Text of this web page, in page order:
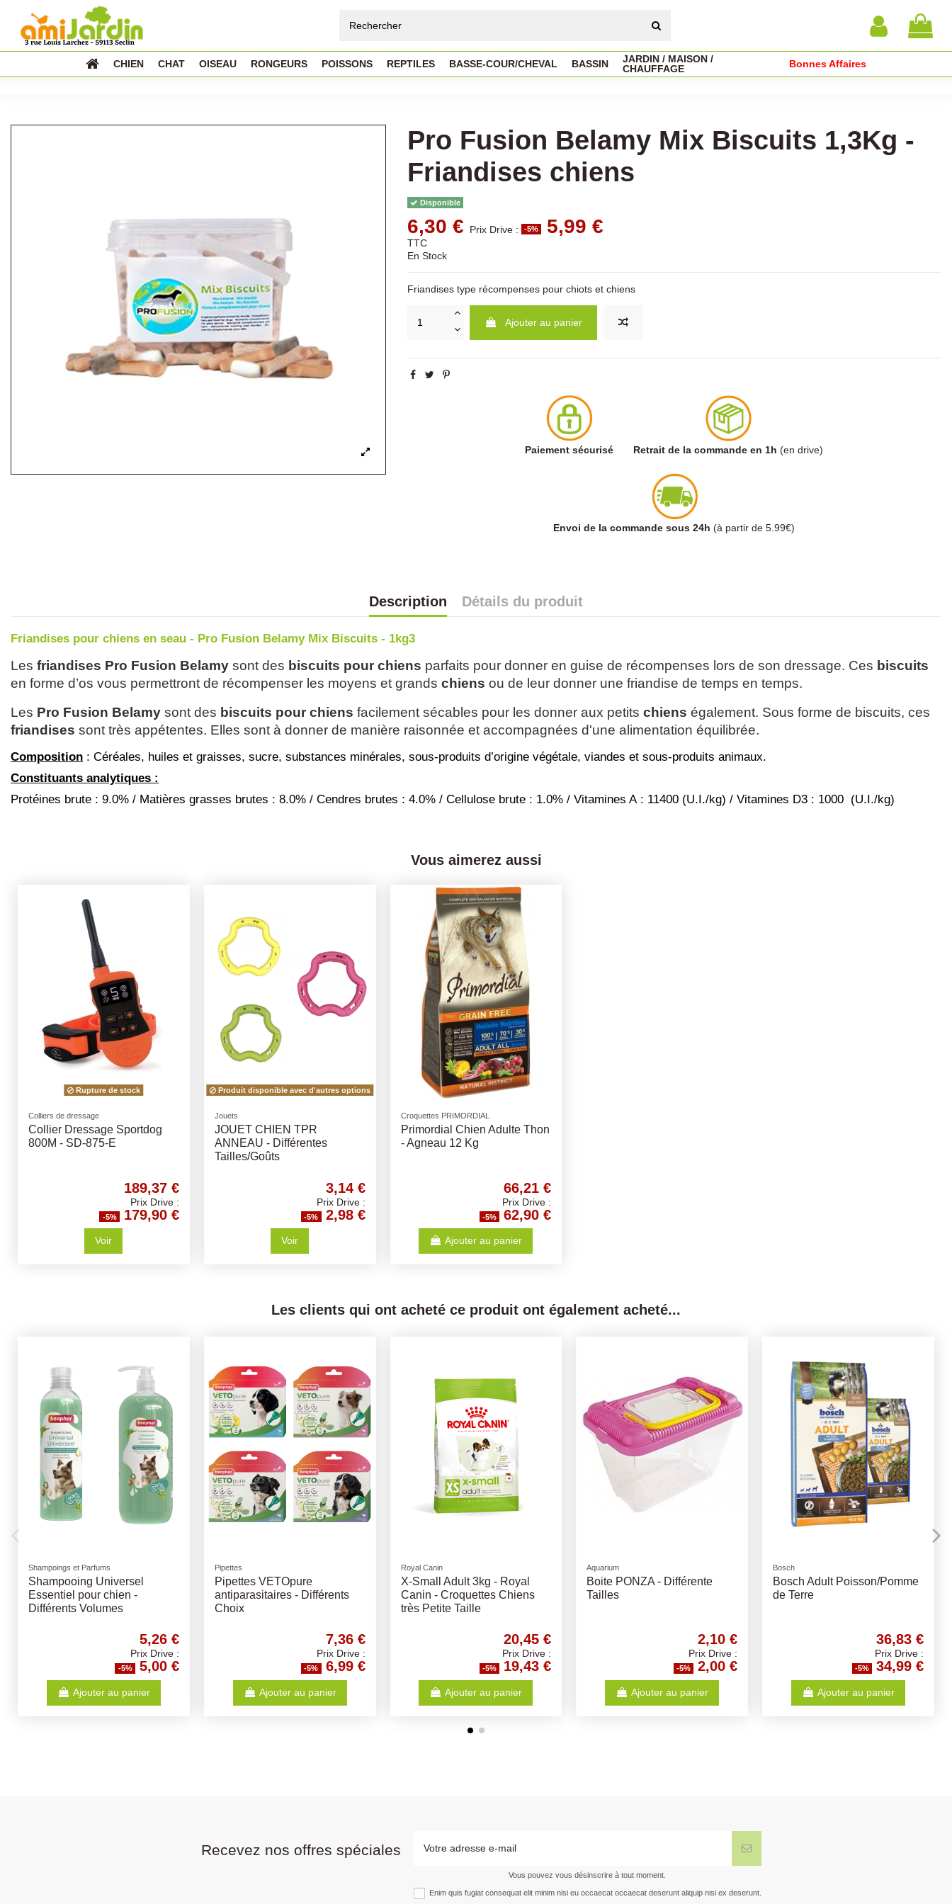
CHIEN CHAT OISEAU RONGEURS POISSONS REPTILES BASSE-COUR/CHEVAL BASSIN
JARDIN / MAISON /
CHAUFFAGE
Bonnes Affaires
Pro Fusion Belamy Mix Biscuits 1,3Kg -
Friandises chiens
Disponible
6,30 € Prix Drive : -5% 5,99 €
TTC
En Stock
Friandises type récompenses pour chiots et chiens
Ajouter au panier
Paiement sécurisé Retrait de la commande en 1h (en drive)
Envoi de la commande sous 24h (à partir de 5.99€)
Description Détails du produit
Friandises pour chiens en seau - Pro Fusion Belamy Mix Biscuits - 1kg3
Les friandises Pro Fusion Belamy sont des biscuits pour chiens parfaits pour donner en guise de récompenses lors de son dressage. Ces biscuits
en forme d’os vous permettront de récompenser les moyens et grands chiens ou de leur donner une friandise de temps en temps.
Les Pro Fusion Belamy sont des biscuits pour chiens facilement sécables pour les donner aux petits chiens également. Sous forme de biscuits, ces
friandises sont très appétentes. Elles sont à donner de manière raisonnée et accompagnées d'une alimentation équilibrée.
Composition : Céréales, huiles et graisses, sucre, substances minérales, sous-produits d’origine végétale, viandes et sous-produits animaux.
Constituants analytiques :
Protéines brute : 9.0% / Matières grasses brutes : 8.0% / Cendres brutes : 4.0% / Cellulose brute : 1.0% / Vitamines A : 11400 (U.I./kg) / Vitamines D3 : 1000 (U.I./kg)
Vous aimerez aussi
Rupture de stock
Colliers de dressage
Collier Dressage Sportdog
800M - SD-875-E
189,37 €
Prix Drive :
-5% 179,90 €
Voir
Produit disponible avec d'autres options
Jouets
JOUET CHIEN TPR
ANNEAU - Différentes
Tailles/Goûts
3,14 €
Prix Drive :
-5% 2,98 €
Voir
Croquettes PRIMORDIAL
Primordial Chien Adulte Thon
- Agneau 12 Kg
66,21 €
Prix Drive :
-5% 62,90 €
Ajouter au panier
Les clients qui ont acheté ce produit ont également acheté...
Croquettes OPTI LIFE chien
Medium et Maxi Adult
Sterilised/Light 12.5Kg - Opti-
Life - Croquettes chiens
50,52 €
Prix Drive :
-5% 47,99 €
Ajouter au panier
Royal Canin
Boxers - 12Kg* - Royal Canin
- Croquettes pour chiens
adultes
72,00 €
Prix Drive :
-5% 68,40 €
Ajouter au panier
Paniers
Orthopedic Cosy - Wire Bed
Gris - Différents Tailles
46,84 €
Prix Drive :
-5% 44,50 €
Ajouter au panier
Royal Canin
Mini Adult +8 ans - Royal
Canin - Croquettes chiens de
51,44 €
Prix Drive :
-5% 48,87 €
Ajouter au panier
Friandises naturelles
Cubes de Sanglier 100Gr
4,93 €
Prix Drive :
-5% 4,68 €
Ajouter au panier
Recevez nos offres spéciales
Vous pouvez vous désinscrire à tout moment.
Enim quis fugiat consequat elit minim nisi eu occaecat occaecat deserunt aliquip nisi ex deserunt.